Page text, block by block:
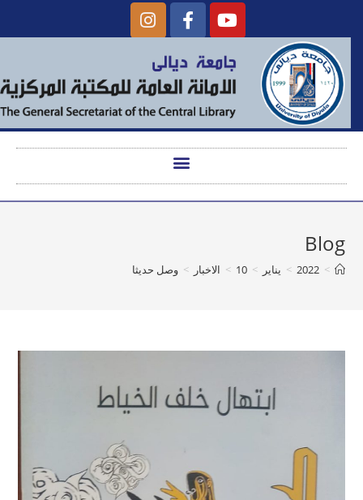
Blog
>
2022
> يناير >
10
> الاخبار > وصل حديثا